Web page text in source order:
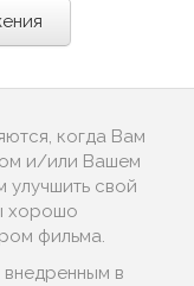
когда Вам
и/или Вашем
улучшить свой
хорошо
фильма.
в